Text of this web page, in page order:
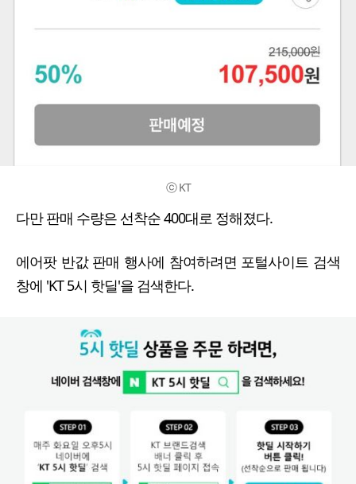
ⓒ KT
다만 판매 수량은 선착순 400대로 정해졌다.
에어팟 반값 판매 행사에 참여하려면 포털사이트 검색
창에 'KT 5시 핫딜'을 검색한다.